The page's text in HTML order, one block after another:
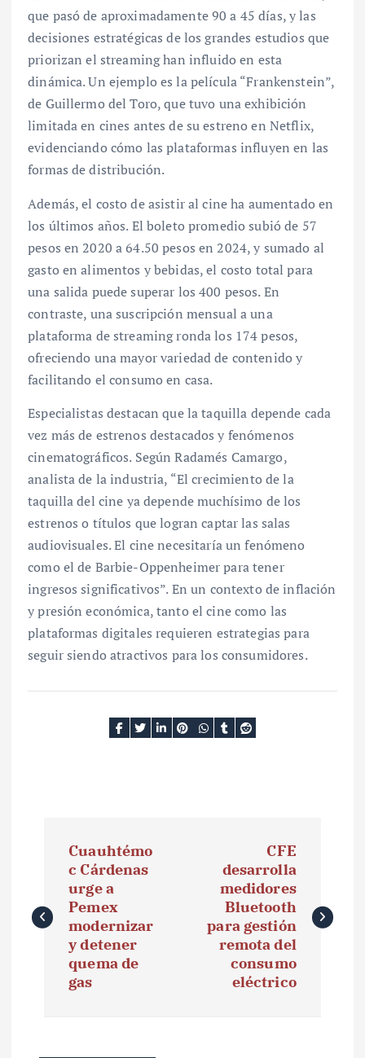
que pasó de aproximadamente 90 a 45 días, y las
decisiones estratégicas de los grandes estudios que
priorizan el streaming han influido en esta
dinámica. Un ejemplo es la película “Frankenstein”,
de Guillermo del Toro, que tuvo una exhibición
limitada en cines antes de su estreno en Netflix,
evidenciando cómo las plataformas influyen en las
formas de distribución.
Además, el costo de asistir al cine ha aumentado en
los últimos años. El boleto promedio subió de 57
pesos en 2020 a 64.50 pesos en 2024, y sumado al
gasto en alimentos y bebidas, el costo total para
una salida puede superar los 400 pesos. En
contraste, una suscripción mensual a una
plataforma de streaming ronda los 174 pesos,
ofreciendo una mayor variedad de contenido y
facilitando el consumo en casa.
Especialistas destacan que la taquilla depende cada
vez más de estrenos destacados y fenómenos
cinematográficos. Según Radamés Camargo,
analista de la industria, “El crecimiento de la
taquilla del cine ya depende muchísimo de los
estrenos o títulos que logran captar las salas
audiovisuales. El cine necesitaría un fenómeno
como el de Barbie-Oppenheimer para tener
ingresos significativos”. En un contexto de inflación
y presión económica, tanto el cine como las
plataformas digitales requieren estrategias para
seguir siendo atractivos para los consumidores.
v
e
Cuauhtémo
c Cárdenas
urge a
Pemex
modernizar
y detener
quema de
gas
CFE
desarrolla
medidores
Bluetooth
para gestión
remota del
consumo
eléctrico